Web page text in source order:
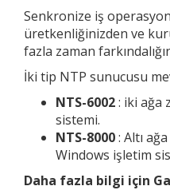
Senkronize iş
üretkenliğinizden ve
fazla zaman
İki tip NTP sunucusu
NTS-6002: iki ağa
sistemi.
NTS-8000: Altı
Windows işletim
Daha fazla bilgi için